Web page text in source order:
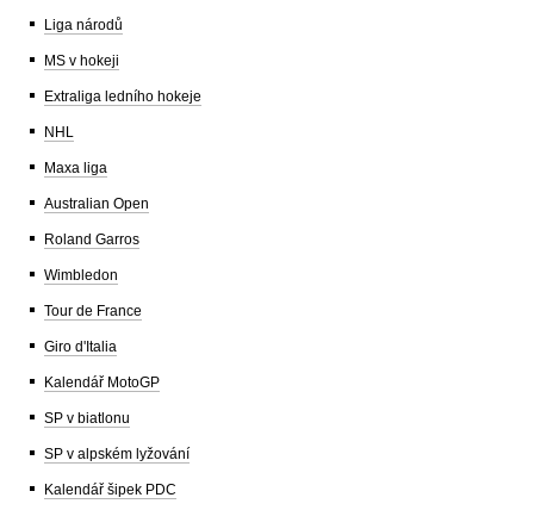
Liga národů
MS v hokeji
Extraliga ledního hokeje
NHL
Maxa liga
Australian Open
Roland Garros
Wimbledon
Tour de France
Giro d'Italia
Kalendář MotoGP
SP v biatlonu
SP v alpském lyžování
Kalendář šipek PDC